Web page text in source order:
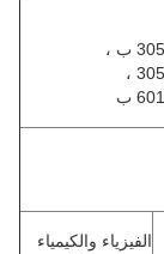
الفيزياء والكيمياء